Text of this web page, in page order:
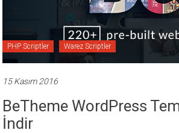
PHP Scriptler Warez Scriptler
15 Kasım 2016
BeTheme WordPress
İndir